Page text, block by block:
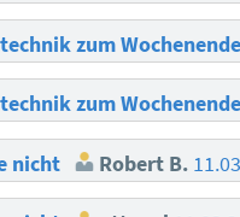
zum
zum
nicht Robert B.